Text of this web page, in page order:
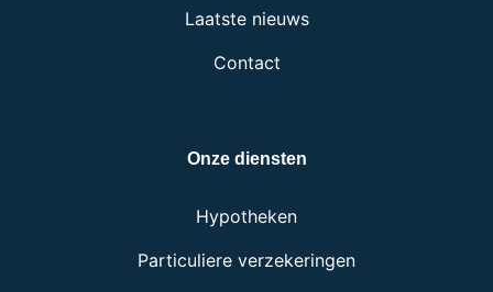
Laatste nieuws
Contact
Onze diensten
Hypotheken
Particuliere verzekeringen